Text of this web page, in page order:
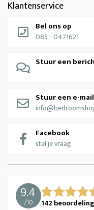
Klantenservice
Bel ons op
085 - 0471621
Stuur een
Stuur een e-mail
Facebook
stel je vraag
9.4
/10 142